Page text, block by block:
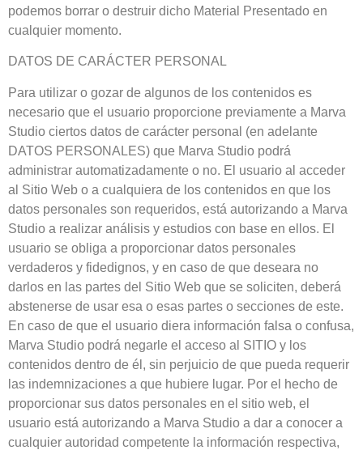
podemos borrar o destruir dicho Material Presentado en
cualquier momento.
DATOS DE CARÁCTER PERSONAL
Para utilizar o gozar de algunos de los contenidos es
necesario que el usuario proporcione previamente a Marva
Studio ciertos datos de carácter personal (en adelante
DATOS PERSONALES) que Marva Studio podrá
administrar automatizadamente o no. El usuario al acceder
al Sitio Web o a cualquiera de los contenidos en que los
datos personales son requeridos, está autorizando a Marva
Studio a realizar análisis y estudios con base en ellos. El
usuario se obliga a proporcionar datos personales
verdaderos y fidedignos, y en caso de que deseara no
darlos en las partes del Sitio Web que se soliciten, deberá
abstenerse de usar esa o esas partes o secciones de este.
En caso de que el usuario diera información falsa o confusa,
Marva Studio podrá negarle el acceso al SITIO y los
contenidos dentro de él, sin perjuicio de que pueda requerir
las indemnizaciones a que hubiere lugar. Por el hecho de
proporcionar sus datos personales en el sitio web, el
usuario está autorizando a Marva Studio a dar a conocer a
cualquier autoridad competente la información respectiva,